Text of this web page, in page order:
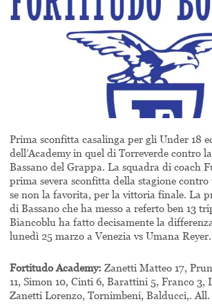
Prima sconfitta casalinga per gli Under 18
dell’Academy in quel di Torreverde contro
Bassano del Grappa. La squadra di coach
prima severa sconfitta della stagione
se non la favorita, per la vittoria finale. La
di Bassano che ha messo a referto ben 13
Biancoblu ha fatto decisamente la
lunedì 25 marzo a Venezia vs Umana Reyer.
Fortitudo Academy: Zanetti Matteo 17,
11, Simon 10, Cinti 6, Barattini 5, Franco 3,
Zanetti Lorenzo, Tornimbeni, Balducci,.